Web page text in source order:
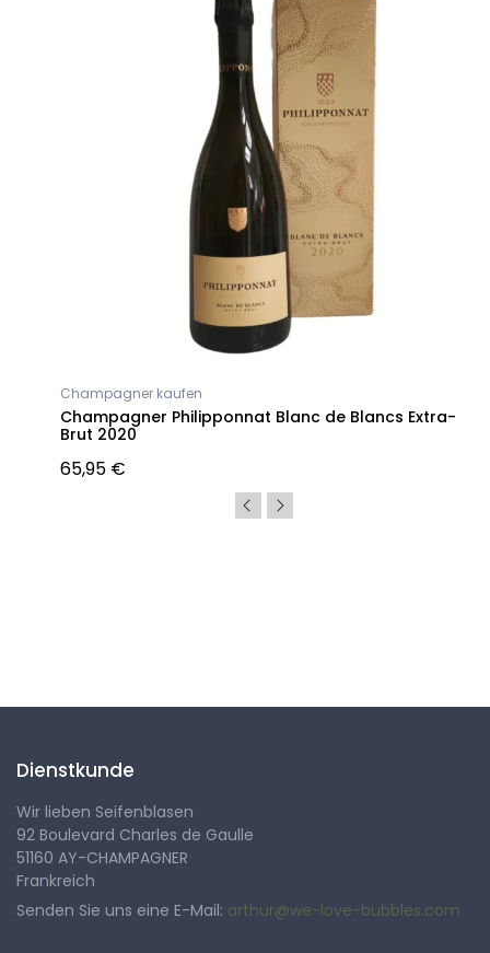
Champagner kaufen
Champagner Philipponnat Blanc de Blancs Extra-
Brut 2020
65,95 €
Dienstkunde
Wir lieben Seifenblasen
92 Boulevard Charles de Gaulle
51160 AY-CHAMPAGNER
Frankreich
Senden Sie uns eine E-Mail: arthur@we-love-bubbles.com